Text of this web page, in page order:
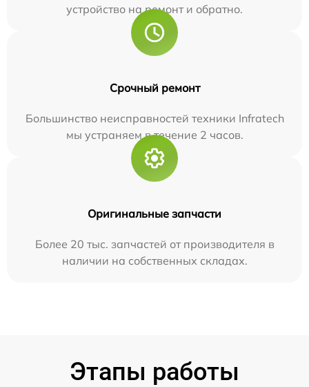
устройство на ремонт и обратно.
Срочный ремонт
Большинство неисправностей техники Infratech
мы устраняем в течение 2 часов.
Оригинальные запчасти
Более 20 тыс. запчастей от производителя в
наличии на собственных складах.
Этапы работы